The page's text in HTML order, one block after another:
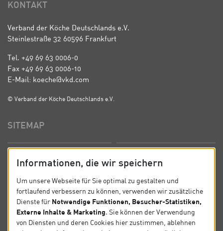
KONTAKT
Verband der Köche Deutschlands e.V.
Steinlestraße 32 60596 Frankfurt
Tel. +49 69 63 0006-0
Fax +49 69 63 0006-10
E-Mail: koeche@vkd.com
© Verband der Köche Deutschlands e.V.
SITEMAP
News Kontakt
Datenschutz Impressum
Informationen, die wir speichern
Um unsere Webseite für Sie optimal zu gestalten und
fortlaufend verbessern zu können, verwenden wir zusätzliche
Dienste für Notwendige Funktionen, Besucher-Statistiken,
Externe Inhalte & Marketing. Sie können der Verwendung
von Diensten und deren Cookies hier zustimmen, ablehnen